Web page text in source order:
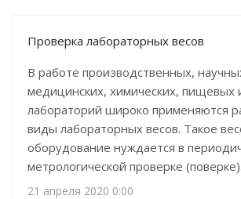
Проверка лабораторных весов
В работе производственных,
медицинских, химических, пищевых
лабораторий широко применяются
виды лабораторных весов. Такое
оборудование нуждается в
метрологической проверке (поверке).
21 апреля 2020 0:00